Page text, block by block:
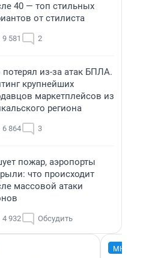
40 — топ стильных
от стилиста
9 581 2
потерял из-за атак БПЛА.
крупнейших
маркетплейсов из
региона
6 864 3
пожар, аэропорты
что происходит
массовой атаки
4 932 Обсудить